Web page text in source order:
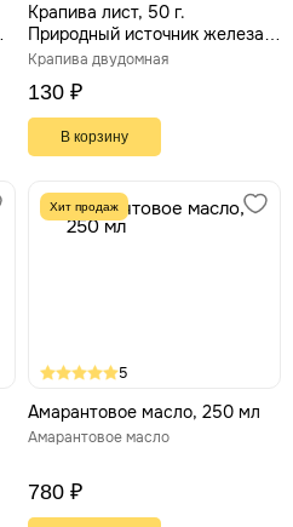
Крапива лист, 50 г.
Природный источник железа и
витаминов для иммунитета и
Крапива двудомная
130 ₽
В корзину
Хит продаж
5
Амарантовое масло, 250 мл
Амарантовое масло
780 ₽